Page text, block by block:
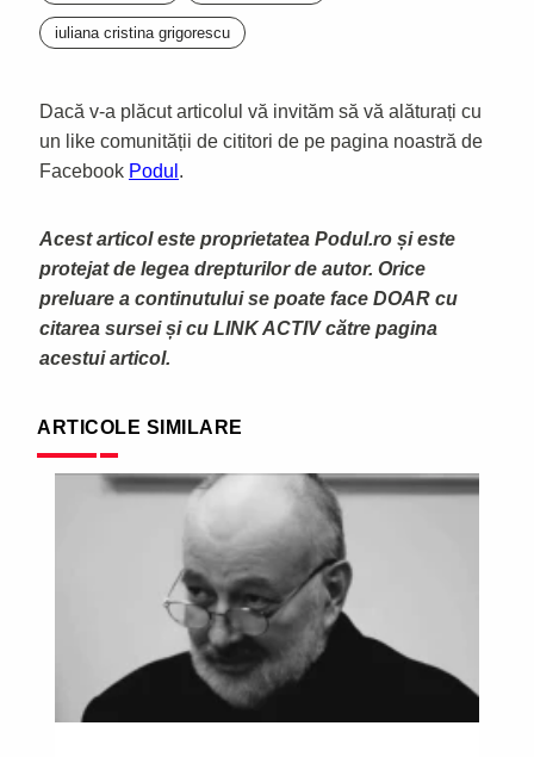
iuliana cristina grigorescu
Dacă v-a plăcut articolul vă invităm să vă alăturați cu
un like comunității de cititori de pe pagina noastră de
Facebook Podul .
Acest articol este proprietatea Podul.ro și este
protejat de legea drepturilor de autor. Orice
preluare a continutului se poate face DOAR cu
citarea sursei și cu LINK ACTIV către pagina
acestui articol.
ARTICOLE SIMILARE